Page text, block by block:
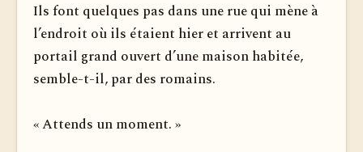
Ils font quelques pas dans une rue qui mène à
l’endroit où ils étaient hier et arrivent au
portail grand ouvert d’une maison habitée,
semble-t-il, par des romains.
« Attends un moment. »